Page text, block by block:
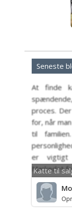
Seneste
At finde
proces.
for, når
til
er vigtigt
Markedet
Katte til